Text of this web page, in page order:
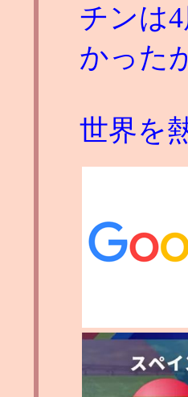
チンは
かった
世界を